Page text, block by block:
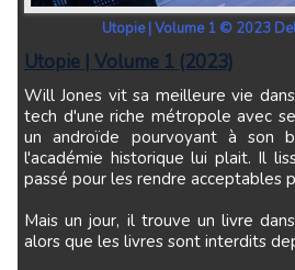
Utopie | Volume 1 © 2023
Utopie | Volume 1 (2023)
Will Jones vit sa meilleure vie dans le loft d'une tour high
tech d'une riche métropole avec
un androïde pourvoyant à son
l'académie historique lui plait. Il
passé pour les rendre acceptables
Mais un jour, il trouve un livre
alors que les livres sont interdits